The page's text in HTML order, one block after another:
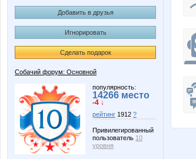
Добавить в друзья
Игнорировать
Сделать подарок
Собачий форум: Основной
популярность:
14266 место
-4 ↓
рейтинг 1912 ?
Привилегированный
пользователь 10
уровня